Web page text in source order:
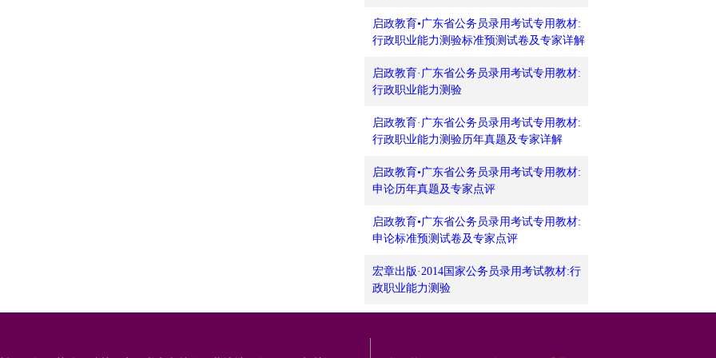
启政教育•广东省公务员录用考试专用教材:
行政职业能力测验标准预测试卷及专家详解
启政教育·广东省公务员录用考试专用教材:
行政职业能力测验
启政教育·广东省公务员录用考试专用教材:
行政职业能力测验历年真题及专家详解
启政教育•广东省公务员录用考试专用教材:
申论历年真题及专家点评
启政教育•广东省公务员录用考试专用教材:
申论标准预测试卷及专家点评
宏章出版·2014国家公务员录用考试教材:行
政职业能力测验